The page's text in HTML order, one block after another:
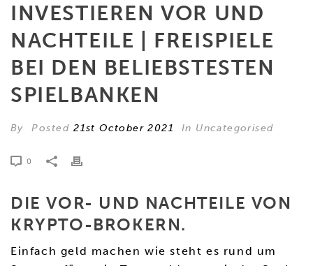
INVESTIEREN VOR UND
NACHTEILE | FREISPIELE
BEI DEN BELIEBSTESTEN
SPIELBANKEN
By Posted21st October 2021 In Uncategorised
0
DIE VOR- UND NACHTEILE VON
KRYPTO-BROKERN.
Einfach geld machen wie steht es rund um